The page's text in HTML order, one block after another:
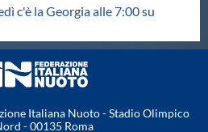
c'è la Georgia alle 7:00 su
Italiana Nuoto - Stadio Olimpico
- 00135 Roma